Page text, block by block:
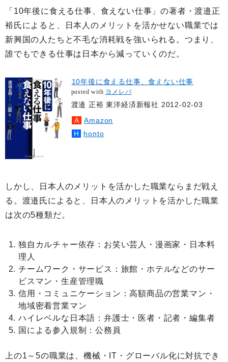
「10年後に食える仕事、食えない仕事」の著者・渡邉正
裕氏によると、日本人のメリットを活かせない職業では
新興国の人たちと不毛な消耗戦を強いられる。つまり、
誰でもできる仕事は日本から減っていくのだ。
10年後に食える仕事、食えない仕事
posted with ヨメレバ
渡邉 正裕 東洋経済新報社 2012-02-03
Amazon
honto
しかし、日本人のメリットを活かした職業ならまだ戦え
る。渡邉氏によると、日本人のメリットを活かした職業
は次の5種類だ。
独自カルチャー依存：お笑い芸人・漫画家・日本料
理人
チームワーク・サービス：旅館・ホテルなどのサー
ビスマン・生産管理職
信用・コミュニケーション：高額商品の営業マン・
地域密着営業マン
ハイレベルな日本語：弁護士・医者・記者・編集者
国による参入規制：公務員
上の1～5の職業は、機械・IT・グローバル化に対抗でき